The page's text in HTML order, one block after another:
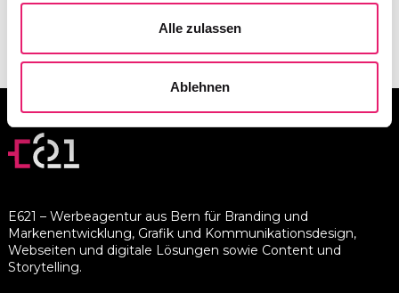
Alle zulassen
Ablehnen
E621 – Werbeagentur aus Bern für Branding und
Markenentwicklung, Grafik und Kommunikationsdesign,
Webseiten und digitale Lösungen sowie Content und
Storytelling.